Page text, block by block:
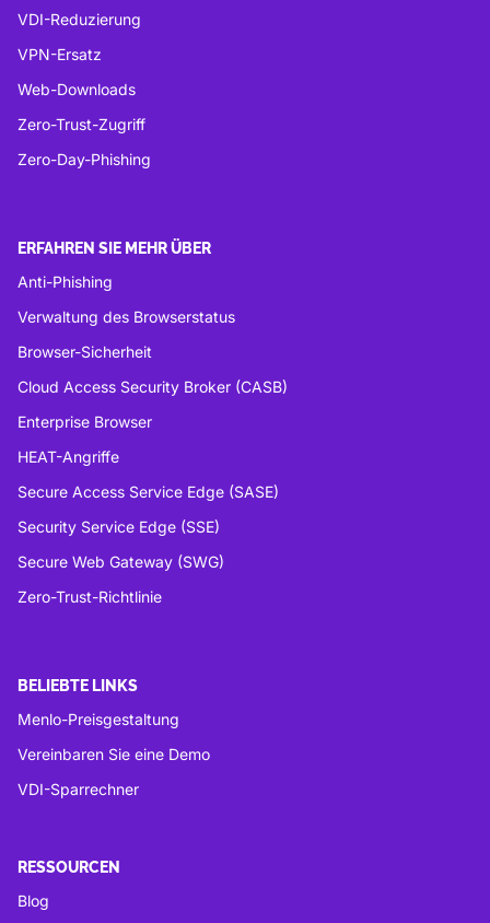
VDI-Reduzierung
VPN-Ersatz
Web-Downloads
Zero-Trust-Zugriff
Zero-Day-Phishing
ERFAHREN SIE MEHR ÜBER
Anti-Phishing
Verwaltung des Browserstatus
Browser-Sicherheit
Cloud Access Security Broker (CASB)
Enterprise Browser
HEAT-Angriffe
Secure Access Service Edge (SASE)
Security Service Edge (SSE)
Secure Web Gateway (SWG)
Zero-Trust-Richtlinie
BELIEBTE LINKS
Menlo-Preisgestaltung
Vereinbaren Sie eine Demo
VDI-Sparrechner
RESSOURCEN
Blog